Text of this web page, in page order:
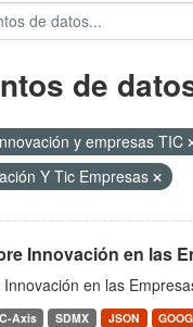
de
y empresas TIC
Y Tic Empresas
Innovación en las
en las
Axis SDMX JSON